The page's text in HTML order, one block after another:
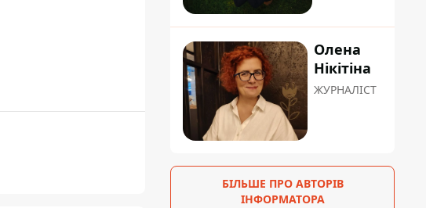
Олена
Нікітіна
ЖУРНАЛІСТ
БІЛЬШЕ ПРО АВТОРІВ
ІНФОРМАТОРА